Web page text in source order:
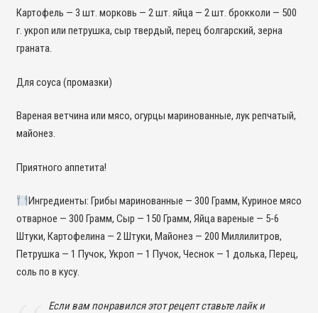
Картофель — 3 шт. морковь — 2 шт. яйца — 2 шт. брокколи — 500
г. укроп или петрушка, сыр твердый, перец болгарский, зерна
граната.
Для соуса (промазки)
Вареная ветчина или мясо, огурцы маринованные, лук репчатый,
майонез.
Приятного аппетита!
Ингредиенты: Грибы маринованные — 300 Грамм, Куриное мясо
отварное — 300 Грамм, Сыр — 150 Грамм, Яйца вареные — 5-6
Штуки, Картофелина — 2 Штуки, Майонез — 200 Миллилитров,
Петрушка — 1 Пучок, Укроп — 1 Пучок, Чеснок — 1 долька, Перец,
соль по в кусу.
Если вам понравился этот рецепт ставьте лайк и